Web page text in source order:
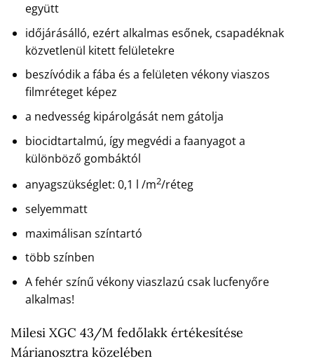
együtt
időjárásálló, ezért alkalmas esőnek, csapadéknak
közvetlenül kitett felületekre
beszívódik a fába és a felületen vékony viaszos
filmréteget képez
a nedvesség kipárolgását nem gátolja
biocidtartalmú, így megvédi a faanyagot a
különböző gombáktól
anyagszükséglet: 0,1 l /m2/réteg
selyemmatt
maximálisan színtartó
több színben
A fehér színű vékony viaszlazú csak lucfenyőre
alkalmas!
Milesi XGC 43/M fedőlakk értékesítése
Márianosztra közelében